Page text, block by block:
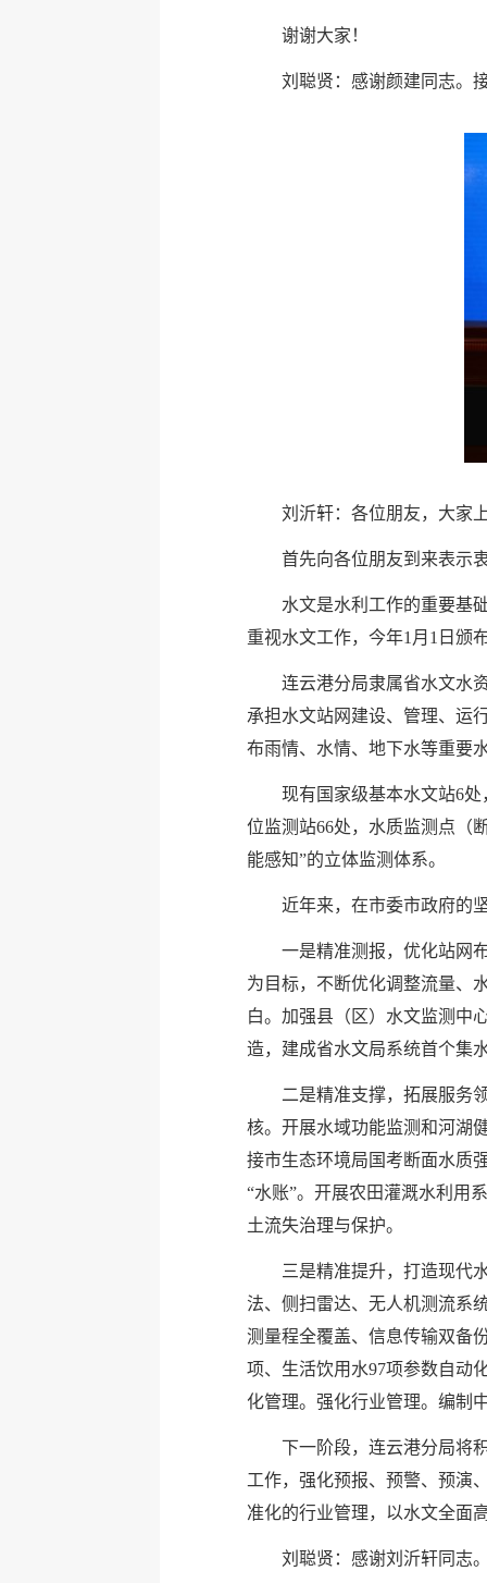
谢谢大家！
刘聪贤：感谢颜建同志。
刘沂轩：各位朋友，大家
首先向各位朋友到来表示
水文是水利工作的重要基
重视水文工作，今年1月1日颁
连云港分局隶属省水文水
承担水文站网建设、管理、运
布雨情、水情、地下水等重要
现有国家级基本水文站6
位监测站66处，水质监测点（
能感知”的立体监测体系。
近年来，在市委市政府的
一是精准测报，优化站网
为目标，不断优化调整流量、
白。加强县（区）水文监测中
造，建成省水文局系统首个集
二是精准支撑，拓展服务
核。开展水域功能监测和河湖
接市生态环境局国考断面水质
“水账”。开展农田灌溉水利用
土流失治理与保护。
三是精准提升，打造现代
法、侧扫雷达、无人机测流系
测量程全覆盖、信息传输双备
项、生活饮用水97项参数自动
化管理。强化行业管理。编制
下一阶段，连云港分局将
工作，强化预报、预警、预演
准化的行业管理，以水文全面
刘聪贤：感谢刘沂轩同志